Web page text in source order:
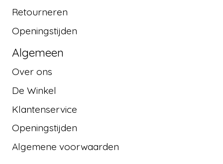
Retourneren
Openingstijden
Algemeen
Over ons
De Winkel
Klantenservice
Openingstijden
Algemene voorwaarden